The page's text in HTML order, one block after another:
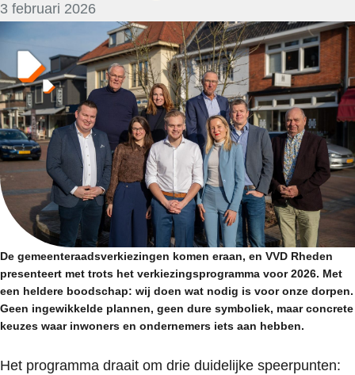
3 februari 2026
De gemeenteraadsverkiezingen komen eraan, en VVD Rheden
presenteert met trots het verkiezingsprogramma voor 2026. Met
een heldere boodschap: wij doen wat nodig is voor onze dorpen.
Geen ingewikkelde plannen, geen dure symboliek, maar concrete
keuzes waar inwoners en ondernemers iets aan hebben.
Het programma draait om drie duidelijke speerpunten: